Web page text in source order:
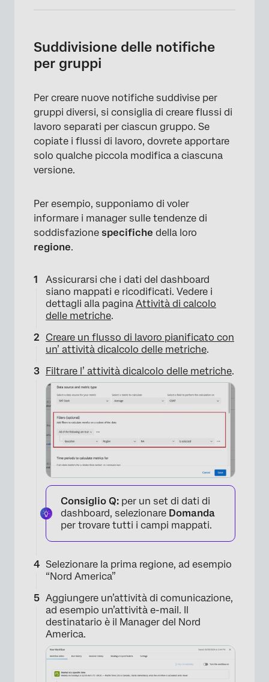
×
Suddivisione delle notifiche
per gruppi
Per creare nuove notifiche suddivise per
gruppi diversi, si consiglia di creare flussi di
lavoro separati per ciascun gruppo. Se
copiate i flussi di lavoro, dovrete apportare
solo qualche piccola modifica a ciascuna
versione.
Per esempio, supponiamo di voler
informare i manager sulle tendenze di
soddisfazione specifiche della loro
regione.
Assicurarsi che i dati del dashboard
siano mappati e ricodificati. Vedere i
dettagli alla pagina Attività di calcolo
delle metriche.
Creare un flusso di lavoro pianificato con
un’ attività dicalcolo delle metriche.
Filtrare l’ attività dicalcolo delle metriche.
Consiglio Q: per un set di dati di
dashboard, selezionare Domanda
per trovare tutti i campi mappati.
Selezionare la prima regione, ad esempio
“Nord America”
Aggiungere un’attività di comunicazione,
ad esempio un’attività e-mail. Il
destinatario è il Manager del Nord
America.